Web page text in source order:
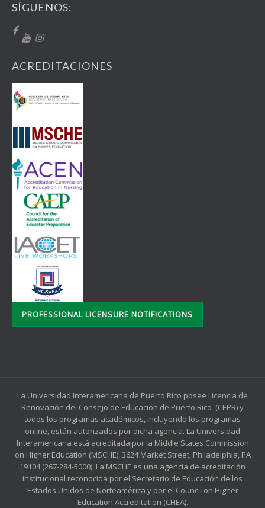
SÍGUENOS:
ACREDITACIONES
PROFESSIONAL LICENSURE NOTIFICATIONS
La Universidad Interamericana de Puerto Rico posee Licencia de
Renovación del Consejo de Educación de Puerto Rico (CEPR) y
todos los programas académicos, incluyendo los programas
online, están autorizados por dicha agencia. La Universidad
Interamericana está acreditada por la Middle States Commission
on Higher Education (MSCHE), 3624 Market Street, Philadelphia, PA
19104 (267-284-5000). La MSCHE es una agencia de acreditación
institucional reconocida por el Secretario de Educación de los
Estados Unidos de Norteamérica y por el Council on Higher
Education Accreditation (CHEA).